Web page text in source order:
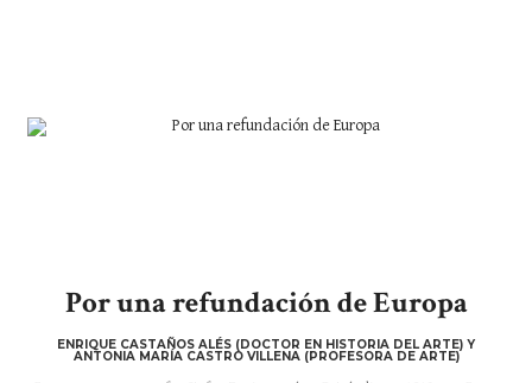
Por una refundación de Europa
ENRIQUE CASTAÑOS ALÉS (DOCTOR EN HISTORIA DEL ARTE) Y
ANTONIA MARÍA CASTRO VILLENA (PROFESORA DE ARTE)